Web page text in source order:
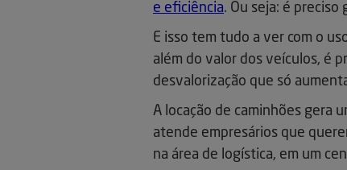
e eficiência. Ou seja: é preciso
E isso tem tudo a ver com o
além do valor dos veículos, é
desvalorização que só
A locação de caminhões gera
atende empresários que
na área de logística, em um